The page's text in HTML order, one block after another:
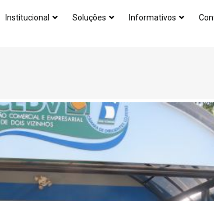
Institucional Soluções Informativos